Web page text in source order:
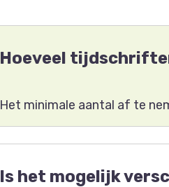
Hoeveel
Het minimale aantal af te
Is het mogelijk